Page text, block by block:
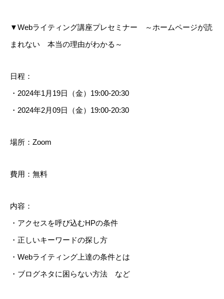
▼Webライティング講座プレセミナー ～ホームページが読
まれない 本当の理由がわかる～
日程：
・2024年1月19日（金）19:00-20:30
・2024年2月09日（金）19:00-20:30
場所：Zoom
費用：無料
内容：
・アクセスを呼び込むHPの条件
・正しいキーワードの探し方
・Webライティング上達の条件とは
・ブログネタに困らない方法 など